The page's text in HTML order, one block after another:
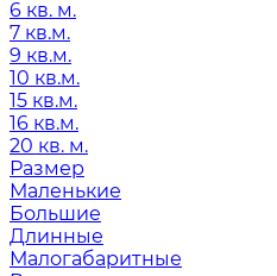
6 кв. м.
7 кв.м.
9 кв.м.
10 кв.м.
15 кв.м.
16 кв.м.
20 кв. м.
Размер
Маленькие
Большие
Длинные
Малогабаритные